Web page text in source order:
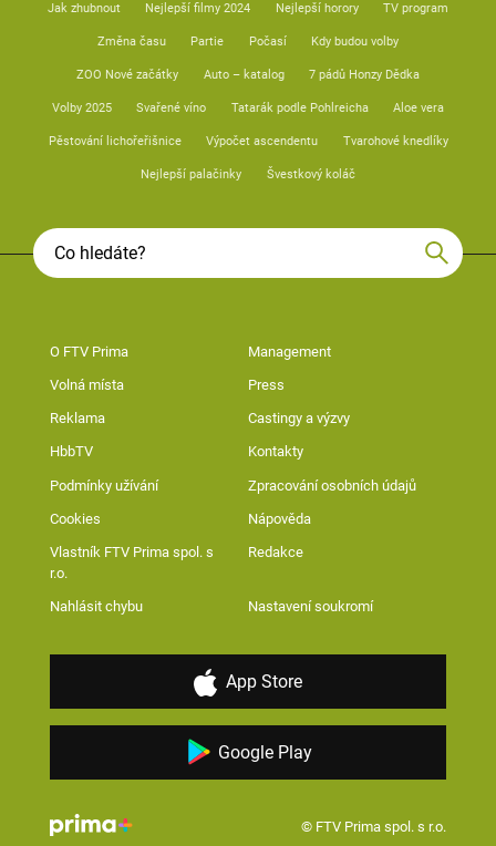
Jak zhubnout Nejlepší filmy 2024 Nejlepší horory TV program
Změna času Partie Počasí Kdy budou volby
ZOO Nové začátky Auto – katalog 7 pádů Honzy Dědka
Volby 2025 Svařené víno Tatarák podle Pohlreicha Aloe vera
Pěstování lichořeřišnice Výpočet ascendentu Tvarohové knedlíky
Nejlepší palačinky Švestkový koláč
O FTV Prima Management
Volná místa Press
Reklama Castingy a výzvy
HbbTV Kontakty
Podmínky užívání Zpracování osobních údajů
Cookies Nápověda
Vlastník FTV Prima spol. s
r.o.
Redakce
Nahlásit chybu Nastavení soukromí
App Store
Google Play
© FTV Prima spol. s r.o.